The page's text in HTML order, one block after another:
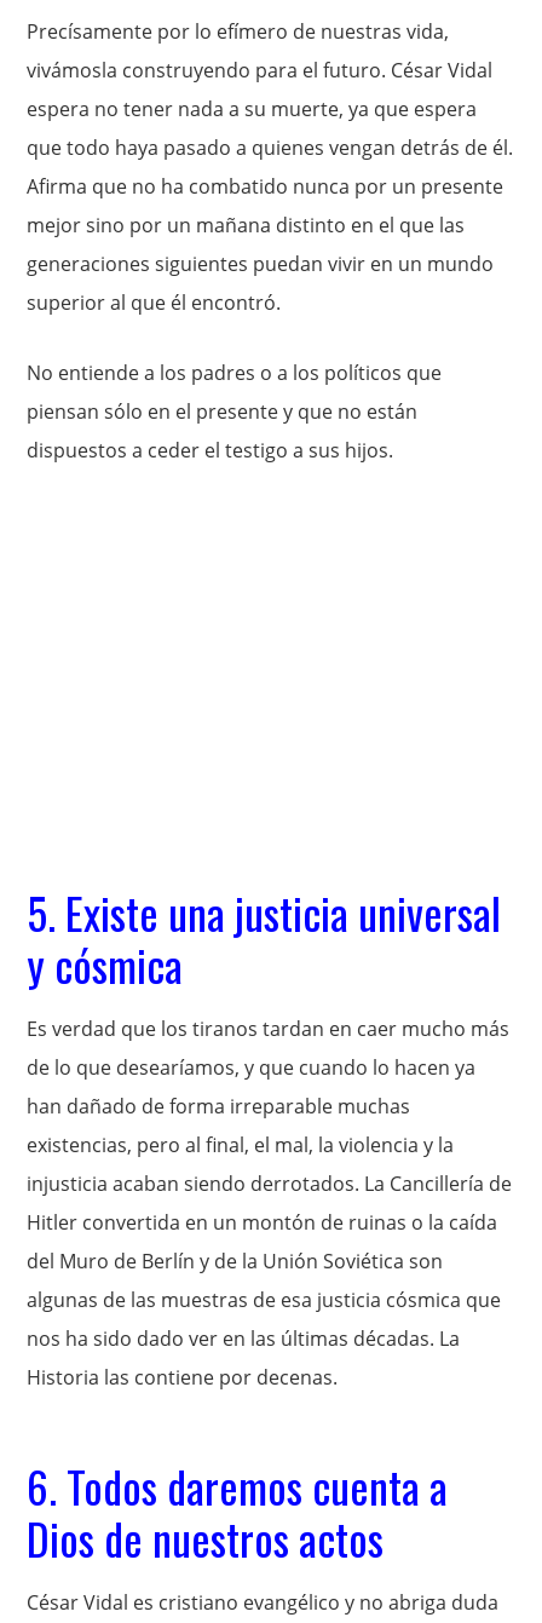
Precísamente por lo efímero de nuestras vida,
vivámosla construyendo para el futuro. César Vidal
espera no tener nada a su muerte, ya que espera
que todo haya pasado a quienes vengan detrás de él.
Afirma que no ha combatido nunca por un presente
mejor sino por un mañana distinto en el que las
generaciones siguientes puedan vivir en un mundo
superior al que él encontró.
No entiende a los padres o a los políticos que
piensan sólo en el presente y que no están
dispuestos a ceder el testigo a sus hijos.
5. Existe una justicia universal
y cósmica
Es verdad que los tiranos tardan en caer mucho más
de lo que desearíamos, y que cuando lo hacen ya
han dañado de forma irreparable muchas
existencias, pero al final, el mal, la violencia y la
injusticia acaban siendo derrotados. La Cancillería de
Hitler convertida en un montón de ruinas o la caída
del Muro de Berlín y de la Unión Soviética son
algunas de las muestras de esa justicia cósmica que
nos ha sido dado ver en las últimas décadas. La
Historia las contiene por decenas.
6. Todos daremos cuenta a
Dios de nuestros actos
César Vidal es cristiano evangélico y no abriga duda